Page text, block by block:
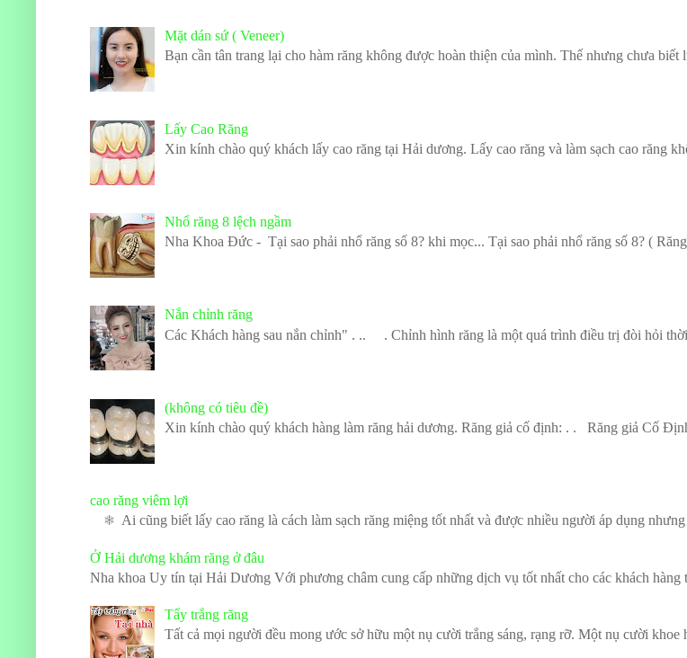
Mặt dán sứ ( Veneer)
Bạn cần tân trang lại cho hàm răng không được hoàn thiện của mình. Thế nhưng chưa
Lấy Cao Răng
Xin kính chào quý khách lấy cao răng tại Hải dương. Lấy cao răng và làm sạch cao răng
Nhổ răng 8 lệch ngầm
Nha Khoa Đức - Tại sao phải nhổ răng số 8? khi mọc... Tại sao phải nhổ răng số 8? (
Nắn chỉnh răng
Các Khách hàng sau nắn chỉnh" . .. . Chỉnh hình răng là một quá trình điều trị đòi hỏi
(không có tiêu đề)
Xin kính chào quý khách hàng làm răng hải dương. Răng giả cố định: . . Răng giả Cố
cao răng viêm lợi
❅ Ai cũng biết lấy cao răng là cách làm sạch răng miệng tốt nhất và được nhiều người áp dụng
Ở Hải dương khám răng ở đâu
Nha khoa Uy tín tại Hải Dương Với phương châm cung cấp những dịch vụ tốt nhất cho các khách hàng
Tẩy trắng răng
Tất cả mọi người đều mong ước sở hữu một nụ cười trắng sáng, rạng rỡ. Một nụ cười khoe